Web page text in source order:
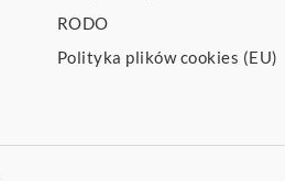
RODO
Polityka plików cookies (EU)